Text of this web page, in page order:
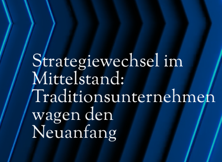
Strategiewechsel im
Mittelstand:
Traditionsunternehmen
wagen den
Neuanfang